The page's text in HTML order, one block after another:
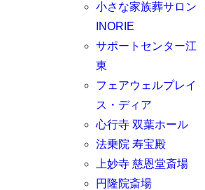
小さな家族葬サロン
INORIE
サポートセンター江
東
フェアウェルプレイ
ス・ディア
心行寺 双葉ホール
法乗院 寿宝殿
上妙寺 慈恩堂斎場
円隆院斎場